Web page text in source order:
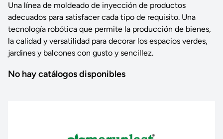
Una línea de moldeado de inyección de productos
adecuados para satisfacer cada tipo de requisito. Una
tecnología robótica que permite la producción de bienes,
la calidad y versatilidad para decorar los espacios verdes,
jardines y balcones con gusto y sencillez.
No hay catálogos disponibles